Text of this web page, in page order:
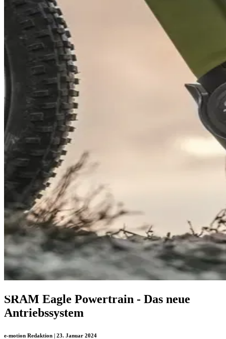
SRAM Eagle Powertrain - Das neue
Antriebssystem
e-motion Redaktion | 23. Januar 2024